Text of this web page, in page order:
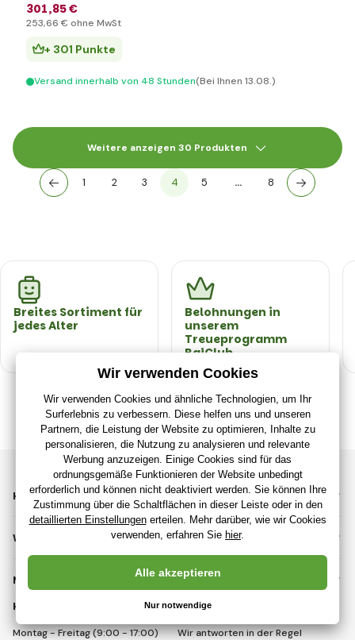
301,85 €
253,66 € ohne MwSt
+ 301 Punkte
Versand innerhalb von 48 Stunden(Bei Ihnen 13.08.)
Weitere anzeigen 30 Produkten
1 2 3 4 5 … 8
Breites Sortiment für
jedes Alter
Belohnungen in
unserem
Treueprogramm
RajClub
KONTAKT
Montag - Freitag (9:00 - 17:00)
Wir antworten in der Regel
KATEGORIEN
WICHTIGE INFORMATIONEN
NICHT VERPASSEN